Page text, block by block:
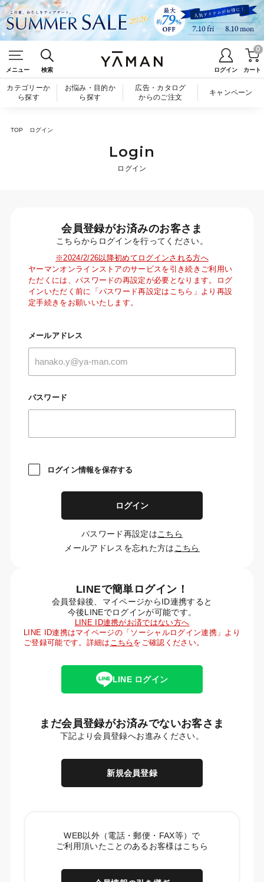
メニュー 検索 ログイン カート
0
カテゴリーか
ら探す
お悩み・目的か
ら探す
広告・カタログ
からのご注文
キャンペーン
TOP ログイン
Login
ログイン
会員登録がお済みのお客さま
こちらからログインを行ってください。
※2024/2/26以降初めてログインされる方へ
ヤーマンオンラインストアのサービスを引き続きご利用い
ただくには、パスワードの再設定が必要となります。ログ
インいただく前に「パスワード再設定はこちら」より再設
定手続きをお願いいたします。
メールアドレス
パスワード
ログイン情報を保存する
ログイン
パスワード再設定はこちら
メールアドレスを忘れた方は こちら
LINEで簡単ログイン！
会員登録後、マイページからID連携すると
今後LINEでログインが可能です。
LINE ID連携がお済ではない方へ
LINE ID連携はマイページの「ソーシャルログイン連携」より
ご登録可能です。詳細は こちら をご確認ください。
LINE ログイン
まだ会員登録がお済みでないお客さま
下記より会員登録へお進みください。
新規会員登録
WEB以外（電話・郵便・FAX等）で
ご利用頂いたことのあるお客様はこちら